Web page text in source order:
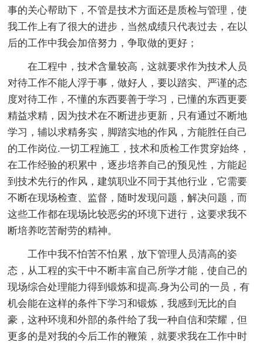
事的关心帮助下，不管是技术方面还是质检与管理，使
我工作上有了很大的进步，当然成绩只代表过去，在以
后的工作中我会加倍努力，争取做的更好；
在工程中，技术含量较高，这就要求作为技术人员
对待工作不能人浮于事，做好人，要以踏实、严谨的态
度对待工作，不懂的东西要善于学习，已懂的东西更要
精益求精，因为技术在不断进步更新，只有通过不断地
学习，辅以求精务实，脚踏实地的作风，方能胜任自己
的工作岗位.一切工程施工，技术和质检工作贯穿始终，
在工作经验的积累中，逐步培养自己的预见性，方能起
到技术先行的作风，建筑职业不同于其他行业，它需要
不断在现场检查、监督，随时发现问题，解决问题，而
这些工作都在现场比较恶劣的环境下进行，这要求我不
断培养吃苦耐劳的精神。
工作中我不怕苦不怕累，放下管理人员清高的姿
态，从工程的实干中不断丰富自己所学才能，使自己的
现场综合处理能力得到锻炼和提高.身为公司的一员，有
机会能在这样的条件下学习和锻炼，我感到无比的自
豪，这种环境和外部的条件给了我一种自信和荣耀，但
更多的是对我的今后工作的鞭策，就要求我在工作中时